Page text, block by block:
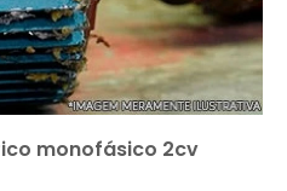
monofásico 2cv